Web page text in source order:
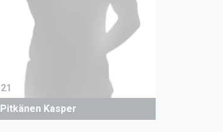
21
Pitkänen Kasper